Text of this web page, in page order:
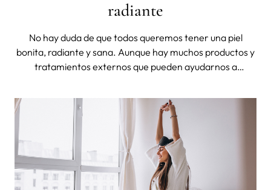
radiante
No hay duda de que todos queremos tener una piel
bonita, radiante y sana. Aunque hay muchos productos y
tratamientos externos que pueden ayudarnos a
cuerpo también es importante. En este post, hablaremos
de algunos de los mejores suplementos para te